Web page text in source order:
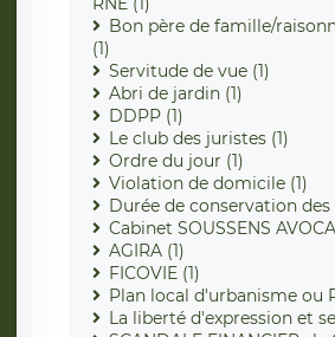
Bon père de famille/
(1)
Servitude de vue (1)
Abri de jardin (1)
DDPP (1)
Le club des juristes (1)
Ordre du jour (1)
Violation de domicile (1)
Durée de conservation des
Cabinet SOUSSENS
AGIRA (1)
FICOVIE (1)
Plan local d'urbanisme ou
La liberté d'expression et